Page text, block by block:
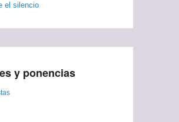
el silencio
y ponencias